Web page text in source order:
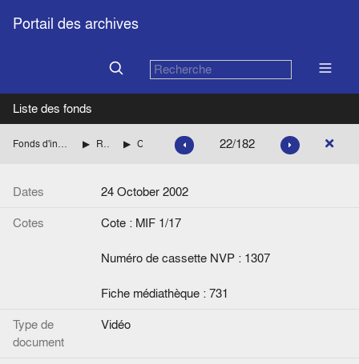
Portail des archives
Liste des fonds
Fonds d'interviews de la Fondation Jean Monnet Relations Suisse-Europe 22/182
Dates
24 October 2002
Cotes
Cote : MIF 1/17
Numéro de cassette NVP : 1307
Fiche médiathèque : 731
Type de
document
Vidéo